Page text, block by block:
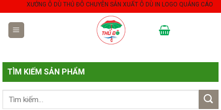
content
XƯỞNG Ô DÙ THỦ ĐÔ CHUYÊN SẢN XUẤT Ô DÙ IN LOGO QUẢNG CÁO THEO
TÌM KIẾM SẢN PHẨM